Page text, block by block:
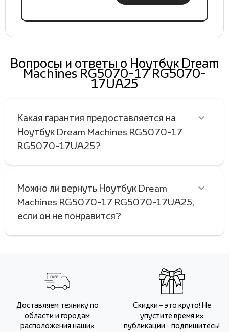
Вопросы и ответы о Ноутбук Dream
Machines RG5070-17 RG5070-
17UA25
Какая гарантия предоставляется на
Ноутбук Dream Machines RG5070-17
RG5070-17UA25?
Можно ли вернуть Ноутбук Dream
Machines RG5070-17 RG5070-17UA25,
если он не понравится?
Доставляем технику по
области и городам
расположения наших
Скидки – это круто! Не
упустите время их
публикации - подпишитесь!